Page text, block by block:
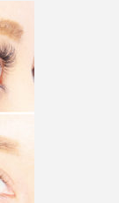
ゾン
ワード